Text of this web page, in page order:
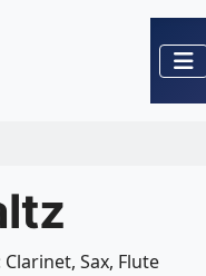
Sax, Flute